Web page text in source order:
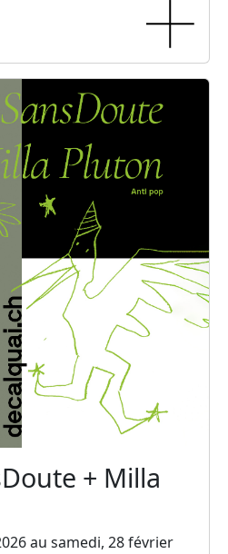
+ Milla
au samedi, 28 février